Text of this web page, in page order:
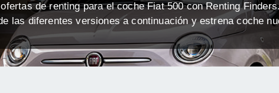
de renting para el coche Fiat 500 con Renting
las diferentes versiones a continuación y estrena coche